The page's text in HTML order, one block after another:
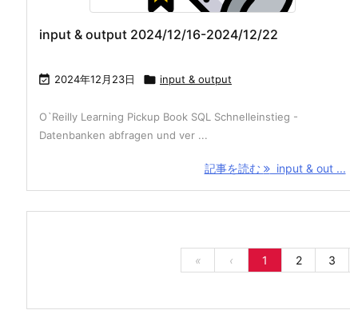
input & output 2024/12/16-2024/12/22
 2024年12月23日  input & output
O`Reilly Learning Pickup Book SQL Schnelleinstieg -
Datenbanken abfragen und ver ...
記事を読む input & out ...
« ‹ 1 2 3